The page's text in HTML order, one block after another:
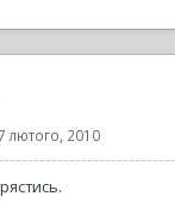
лютого, 2010